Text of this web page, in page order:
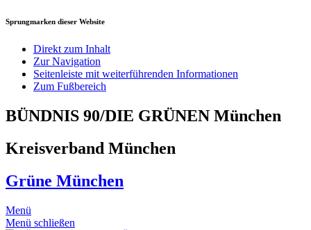
Sprungmarken dieser Website
Direkt zum Inhalt
Zur Navigation
Seitenleiste mit weiterführenden Informationen
Zum Fußbereich
BÜNDNIS 90/DIE GRÜNEN München
Kreisverband München
Grüne München
Menü
Menü schließen